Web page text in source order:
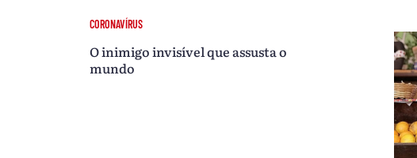
CORONAVÍRUS
O inimigo invisível que assusta o
mundo